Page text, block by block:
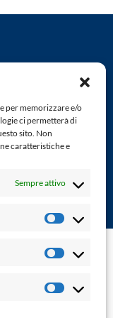
per memorizzare e/o
ci permetterà di
sito. Non
caratteristiche e
Sempre attivo